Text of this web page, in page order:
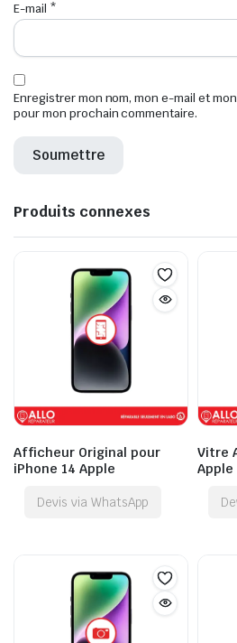
E-mail *
Enregistrer mon nom, mon e-mail et
pour mon prochain commentaire.
Produits connexes
Afficheur Original pour
iPhone 14 Apple
Devis via WhatsApp
Vitre
Apple